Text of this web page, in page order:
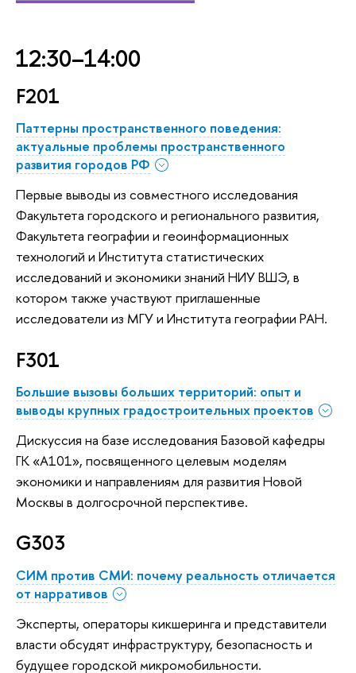
12:30–14:00
F201
Паттерны пространственного поведения:
актуальные проблемы пространственного
развития городов РФ
Первые выводы из совместного исследования
Факультета городского и регионального развития,
Факультета географии и геоинформационных
технологий и Института статистических
исследований и экономики знаний НИУ ВШЭ, в
котором также участвуют приглашенные
исследователи из МГУ и Института географии РАН.
F301
Большие вызовы больших территорий: опыт и
выводы крупных градостроительных проектов
Дискуссия на базе исследования Базовой кафедры
ГК «А101», посвященного целевым моделям
экономики и направлениям для развития Новой
Москвы в долгосрочной перспективе.
G303
СИМ против СМИ: почему реальность отличается
от нарративов
Эксперты, операторы кикшеринга и представители
власти обсудят инфраструктуру, безопасность и
будущее городской микромобильности.